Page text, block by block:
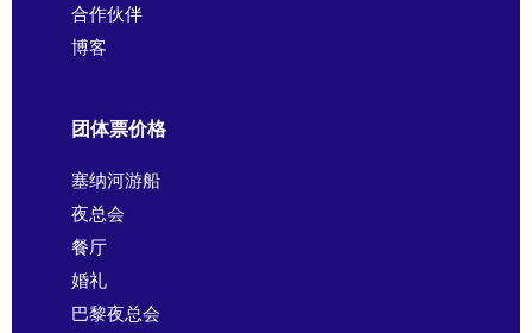
合作伙伴
博客
团体票价格
塞纳河游船
夜总会
餐厅
婚礼
巴黎夜总会